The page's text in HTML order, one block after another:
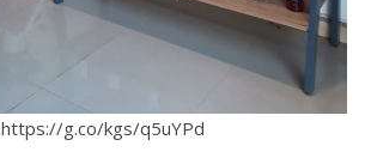
https://g.co/kgs/q5uYPd